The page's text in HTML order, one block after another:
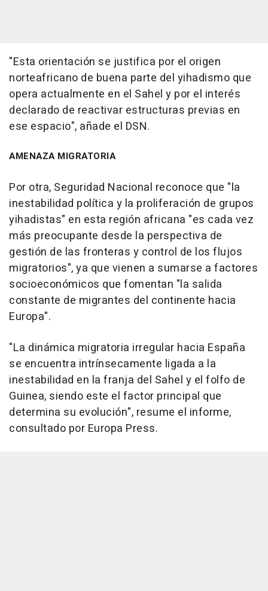
"Esta orientación se justifica por el origen
norteafricano de buena parte del yihadismo que
opera actualmente en el Sahel y por el interés
declarado de reactivar estructuras previas en
ese espacio", añade el DSN.
AMENAZA MIGRATORIA
Por otra, Seguridad Nacional reconoce que "la
inestabilidad política y la proliferación de grupos
yihadistas" en esta región africana "es cada vez
más preocupante desde la perspectiva de
gestión de las fronteras y control de los flujos
migratorios", ya que vienen a sumarse a factores
socioeconómicos que fomentan "la salida
constante de migrantes del continente hacia
Europa".
"La dinámica migratoria irregular hacia España
se encuentra intrínsecamente ligada a la
inestabilidad en la franja del Sahel y el folfo de
Guinea, siendo este el factor principal que
determina su evolución", resume el informe,
consultado por Europa Press.